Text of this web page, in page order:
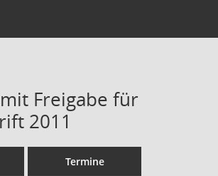
Freigabe für
2011
Termine